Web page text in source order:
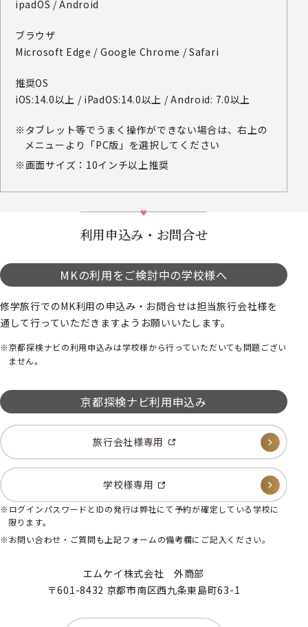
ipadOS / Android
ブラウザ
Microsoft Edge / Google Chrome / Safari
推奨OS
iOS:14.0以上 / iPadOS:14.0以上 / Android: 7.0以上
タブレット等でうまく操作ができない場合は、右上の
メニューより「PC版」を選択してください
画面サイズ：10インチ以上推奨
利用申込み・お問合せ
MKの利用をご検討中の学校様へ
修学旅行でのMK利用の申込み・お問合せは担当旅行会社様を
通して行っていただきますようお願いいたします。
京都探検ナビの利用申込みは学校様から行っていただいても問題ござい
ません。
京都探検ナビ利用申込み
旅行会社様専用
学校様専用
ログインパスワードとIDの発行は弊社にて予約が確定している学校に
限ります。
お問い合わせ・ご質問も上記フォームの備考欄にご記入ください。
エムケイ株式会社 外商部
〒601-8432 京都市南区西九条東島町63-1